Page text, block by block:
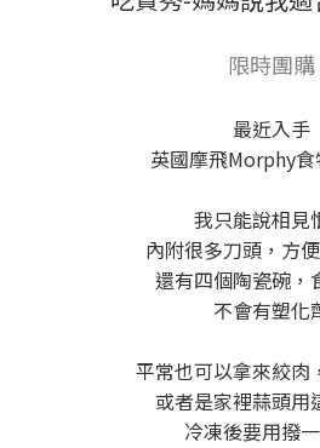
◆額定電壓：
◆產品尺寸(主機)：L39 x
◆產地：中國
◆保固：正常使用
限時團購
最近入手
英國摩飛Morphy
我只能說相見
內附很多刀頭，方
還有四個陶瓷碗，
不會有塑化
平常也可以拿來絞肉
或者是家裡蒜頭用
冷凍後要用撥